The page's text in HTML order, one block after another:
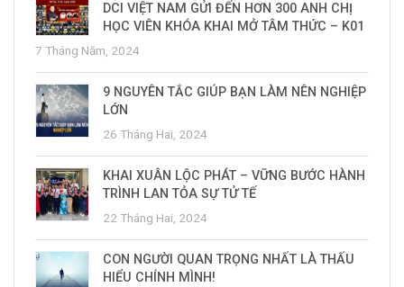
DCI VIỆT NAM GỬI ĐẾN HƠN 300 ANH CHỊ
HỌC VIÊN KHÓA KHAI MỞ TÂM THỨC – K01
7 Tháng Năm, 2024
9 NGUYÊN TẮC GIÚP BẠN LÀM NÊN NGHIỆP
LỚN
26 Tháng Hai, 2024
KHAI XUÂN LỘC PHÁT – VỮNG BƯỚC HÀNH
TRÌNH LAN TỎA SỰ TỬ TẾ
22 Tháng Hai, 2024
CON NGƯỜI QUAN TRỌNG NHẤT LÀ THẤU
HIỂU CHÍNH MÌNH!